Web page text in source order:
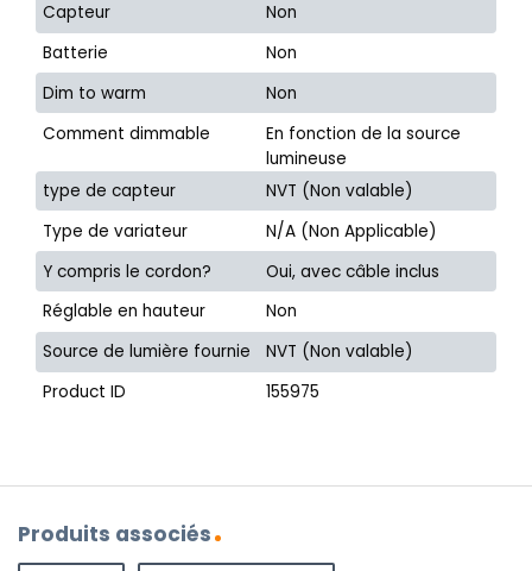
Capteur
Non
Batterie
Non
Dim to warm
Non
Comment dimmable
En fonction de la source
lumineuse
type de capteur
NVT (Non valable)
Type de variateur
N/A (Non Applicable)
Y compris le cordon?
Oui, avec câble inclus
Réglable en hauteur
Non
Source de lumière fournie
NVT (Non valable)
Product ID
155975
Produits associés